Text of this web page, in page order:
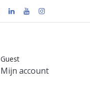
Guest
Mijn account